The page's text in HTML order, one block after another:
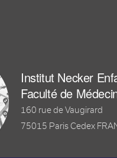
Institut Necker
Faculté de
160 rue de Vaugirard
75015 Paris Cedex